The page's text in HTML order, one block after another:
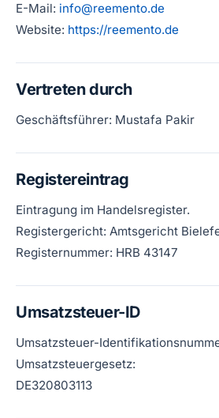
E-Mail: info@reemento.de
Website: https://reemento.de
Vertreten durch
Geschäftsführer: Mustafa Pakir
Registereintrag
Eintragung im Handelsregister.
Registergericht: Amtsgericht
Registernummer: HRB 43147
Umsatzsteuer-ID
Umsatzsteuer-
Umsatzsteuergesetz:
DE320803113